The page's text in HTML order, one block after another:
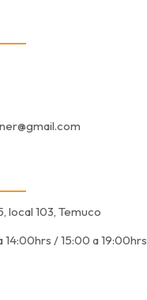
local 103, Temuco
14:00hrs / 15:00 a 19:00hrs